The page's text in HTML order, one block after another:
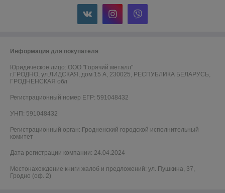
Информация для покупателя
Юридическое лицо: ООО "Горячий металл"
г.ГРОДНО, ул.ЛИДСКАЯ, дом 15 А, 230025, РЕСПУБЛИКА БЕЛАРУСЬ,
ГРОДНЕНСКАЯ обл
Регистрационный номер ЕГР: 591048432
УНП: 591048432
Регистрационный орган: Гродненский городской исполнительный
комитет
Дата регистрации компании: 24.04.2024
Местонахождение книги жалоб и предложений: ул. Пушкина, 37,
Гродно (оф. 2)